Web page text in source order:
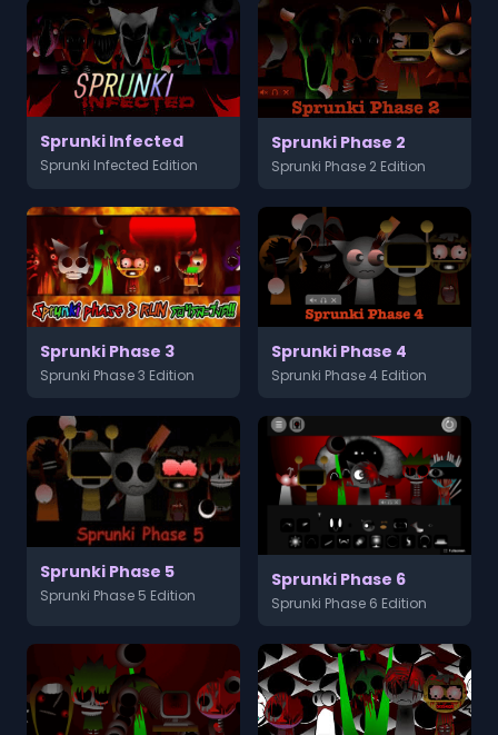
Sprunki Infected
Sprunki Infected Edition
Sprunki Phase 2
Sprunki Phase 2 Edition
Sprunki Phase 3
Sprunki Phase 3 Edition
Sprunki Phase 4
Sprunki Phase 4 Edition
Sprunki Phase 5
Sprunki Phase 5 Edition
Sprunki Phase 6
Sprunki Phase 6 Edition